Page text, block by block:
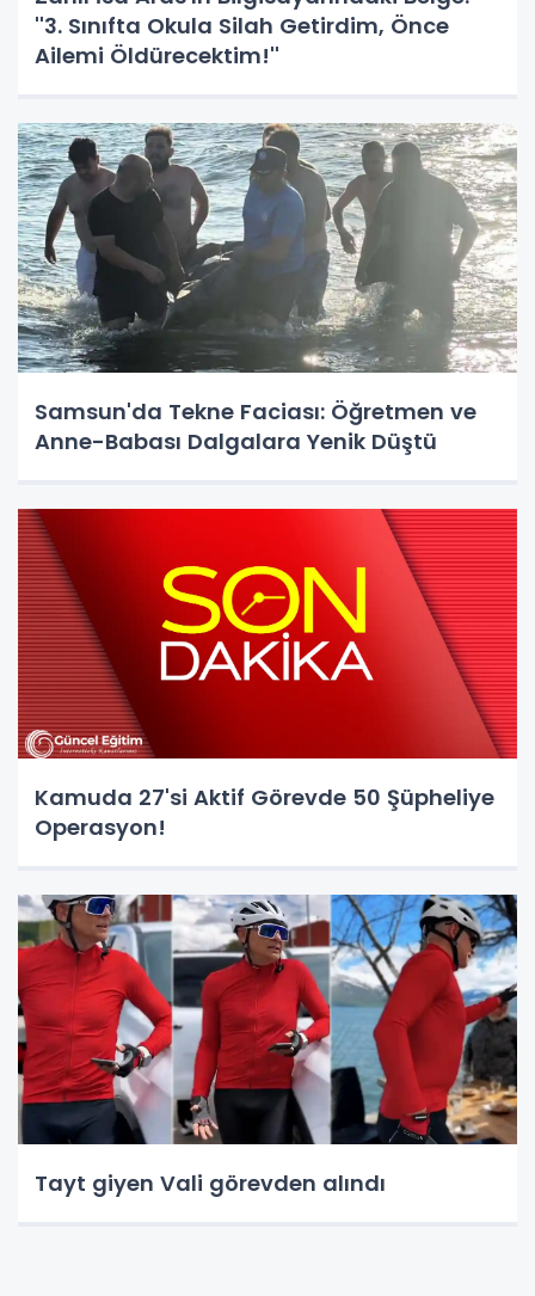
''3. Sınıfta Okula Silah Getirdim, Önce
Ailemi Öldürecektim!''
Samsun'da Tekne Faciası: Öğretmen ve
Anne-Babası Dalgalara Yenik Düştü
Kamuda 27'si Aktif Görevde 50 Şüpheliye
Operasyon!
Tayt giyen Vali görevden alındı